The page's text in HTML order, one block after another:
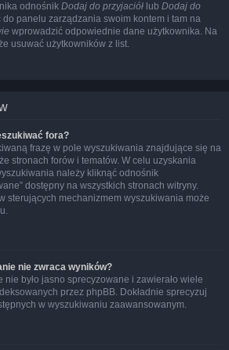
odnośnik Dodaj do przyjaciół lub Dodaj do
do panelu zarządzania swoim kontem i tam na
wprowadzić odpowiednie dane użytkownika. Na
usuwać użytkowników z list.
fora?
frazę w pole wyszukiwania znajdujące się na
stronach forów i tematów. W celu uzyskania
należy kliknąć odnośnik
dostępny na wszystkich stronach witryny.
sterujących mechanizmem wyszukiwania może
nie zwraca wyników?
było jasno sprecyzowane i zawierało wiele
przez phpBB. Dokładnie sprecyzuj
w wyszukiwaniu zaawansowanym.